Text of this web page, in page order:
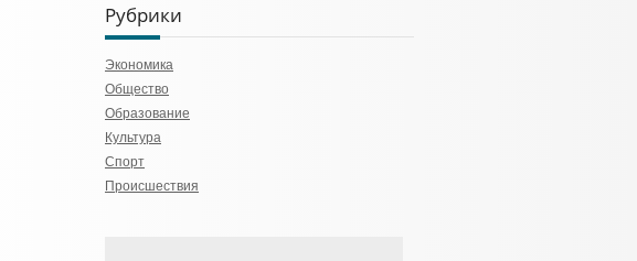
Рубрики
Экономика
Общество
Образование
Культура
Спорт
Происшествия